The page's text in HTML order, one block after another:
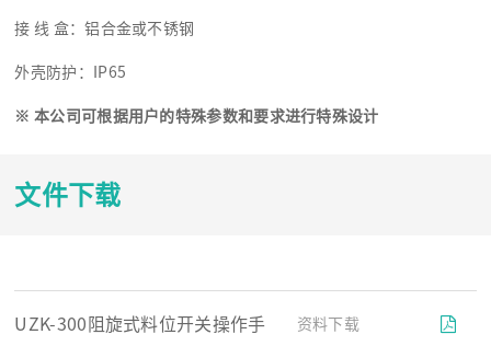
接 线 盒：铝合金或不锈钢
外壳防护：IP65
※本公司可根据用户的特殊参数和要求进行特殊设计
文件下载
UZK-300阻旋式料位开关操作手
资料下载